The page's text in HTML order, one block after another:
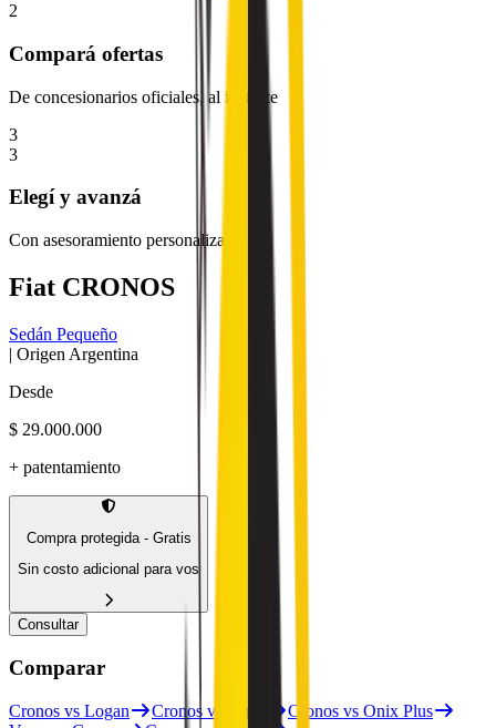
2
Compará ofertas
De concesionarios oficiales, al instante
3
3
Elegí y avanzá
Con asesoramiento personalizado
Fiat CRONOS
Sedán Pequeño
| Origen Argentina
Desde
$ 29.000.000
+ patentamiento
Compra protegida - Gratis
Sin costo adicional para vos
Consultar
Comparar
Cronos vs Logan Cronos vs Versa
Cronos vs Onix Plus